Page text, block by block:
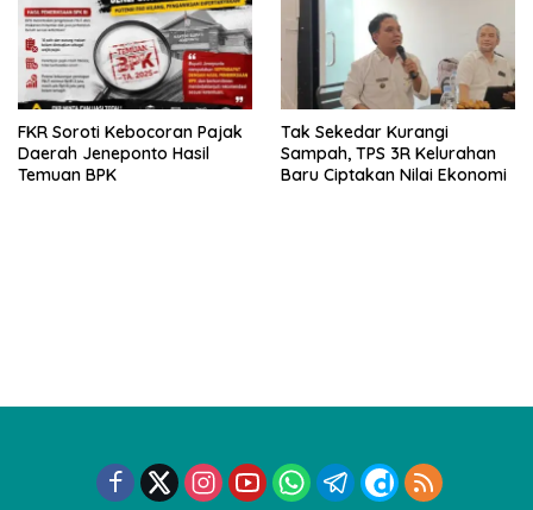
FKR Soroti Kebocoran Pajak
Daerah Jeneponto Hasil
Temuan BPK
Tak Sekedar Kurangi
Sampah, TPS 3R Kelurahan
Baru Ciptakan Nilai Ekonomi